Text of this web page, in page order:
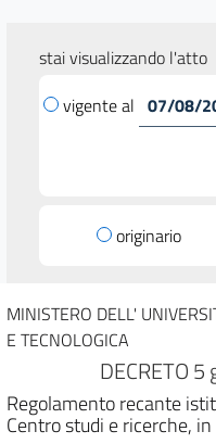
stai visualizzando l'atto
vigente al
originario
MINISTERO DELL'
E TECNOLOGICA
DECRETO
Regolamento recante
Centro studi e ricerche,